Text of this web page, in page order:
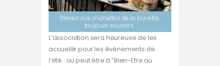
Steven aux manettes de la buvette..
toujours souriant .
L’association sera heureuse de les
accueillir pour les événements de
l’été.. ou peut être à ”Bien-Etre au